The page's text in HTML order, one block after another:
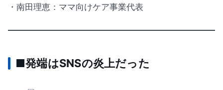
・南田理恵：ママ向けケア事業代表
■発端はSNSの炎上だった